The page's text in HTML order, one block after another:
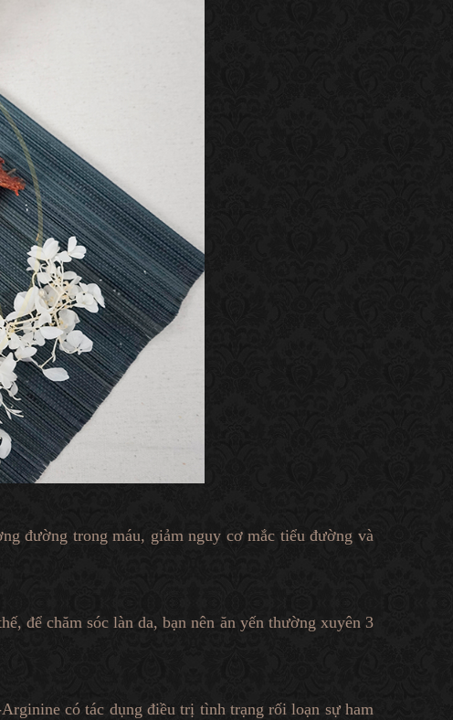
đường trong máu, giảm nguy cơ mắc tiểu đường và
để chăm sóc làn da, bạn nên ăn yến thường xuyên 3
có tác dụng điều trị tình trạng rối loạn sự ham